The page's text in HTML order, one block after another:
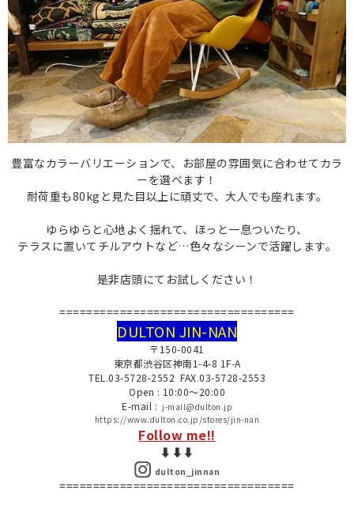
豊富なカラーバリエーションで、 お部屋の雰囲気に合わせてカラ
ーを選べます！
耐荷重も80kgと見た目以上に頑丈で、 大人でも座れます。
ゆらゆらと心地よく揺れて、ほっと一息ついたり、
テラスに置いてチルアウトなど…色々なシーンで活躍します。
是非店頭にてお試しください！
===================================
DULTON JIN-NAN
〒150-0041
東京都渋谷区神南1-4-8 1F-A
TEL.03-5728-2552 FAX.03-5728-2553
Open : 10:00～20:00
E-mail : j-mail@dulton.jp
https://www.dulton.co.jp/stores/jin-nan
Follow me!!
⬇︎⬇︎⬇︎
dulton_jinnan
===================================